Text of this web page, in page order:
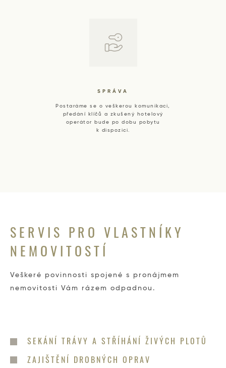
SPRÁVA
Postaráme se o veškerou komunikaci,
předání klíčů a zkušený hotelový
operátor bude po dobu pobytu
k dispozici.
SERVIS PRO VLASTNÍKY
NEMOVITOSTÍ
Veškeré povinnosti spojené s pronájmem
nemovitosti Vám rázem odpadnou.
SEKÁNÍ TRÁVY A STŘÍHÁNÍ ŽIVÝCH PLOTŮ
ZAJIŠTĚNÍ DROBNÝCH OPRAV